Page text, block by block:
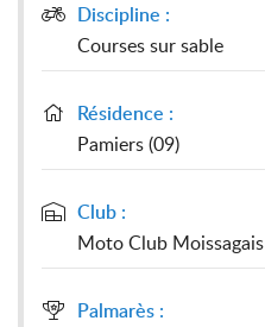

Discipline :
Courses sur sable

Résidence :
Pamiers (09)

Club :
Moto Club Moissagais

Palmarès :